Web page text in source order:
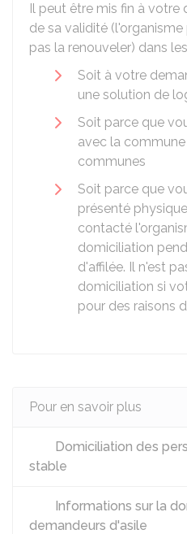
Il peut être mis fin à votre
de sa validité
pas la renouveler) dans
Soit à votre
une solution de
Soit parce que
avec la
communes
Soit parce que
présenté
contacté
domiciliation
d'affilée. Il n'est
domiciliation si
pour des raisons
Pour en savoir plus
Domiciliation des
stable
Informations sur la
demandeurs d'asile